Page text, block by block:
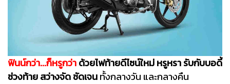
ฟินน์กว่า...ก็หรูกว่าด้วยไฟท้ายดีไซน์ใหม่ หรูหรา รับกับบอดี้
ช่วงท้าย สว่างจัด ชัดเจนทั้งกลางวัน และกลางคืน